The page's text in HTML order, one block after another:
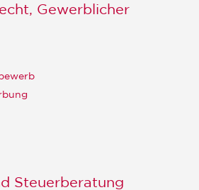
Gewerblicher
Steuerberatung